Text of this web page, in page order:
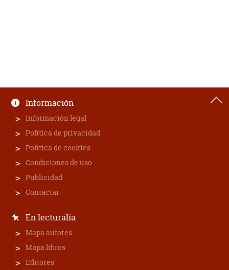
Información
Información legal
Política de privacidad
Política de cookies
Condiciones de uso
Publicidad
Contactar
En lecturalia
Mapa autores
Mapa libros
Editores